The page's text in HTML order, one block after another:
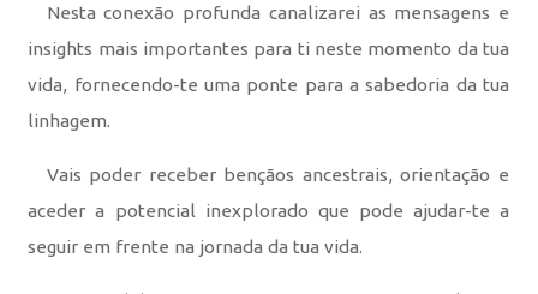
Nesta conexão profunda canalizarei as mensagens e
insights mais importantes para ti neste momento da tua
vida, fornecendo-te uma ponte para a sabedoria da tua
linhagem.
Vais poder receber bençãos ancestrais, orientação e
aceder a potencial inexplorado que pode ajudar-te a
seguir em frente na jornada da tua vida.